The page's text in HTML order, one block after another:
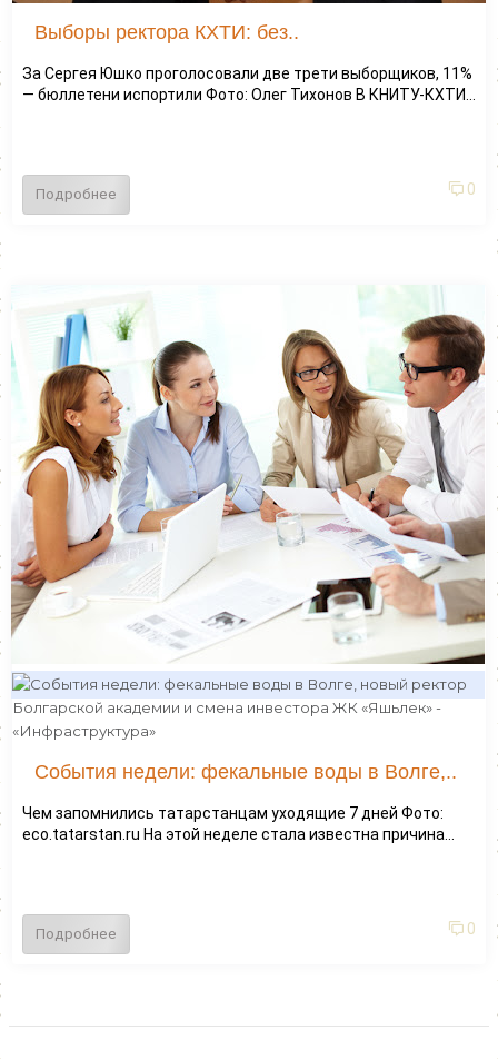
Выборы ректора КХТИ: без..
За Сергея Юшко проголосовали две трети выборщиков, 11%
— бюллетени испортили Фото: Олег Тихонов В КНИТУ-КХТИ...
Подробнее 0
События недели: фекальные воды в Волге,..
Чем запомнились татарстанцам уходящие 7 дней Фото:
eco.tatarstan.ru На этой неделе стала известна причина...
Подробнее 0